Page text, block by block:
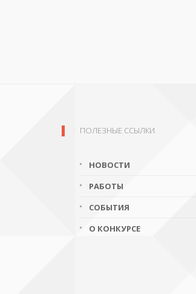
ПОЛЕЗНЫЕ ССЫЛКИ
НОВОСТИ
РАБОТЫ
СОБЫТИЯ
О КОНКУРСЕ